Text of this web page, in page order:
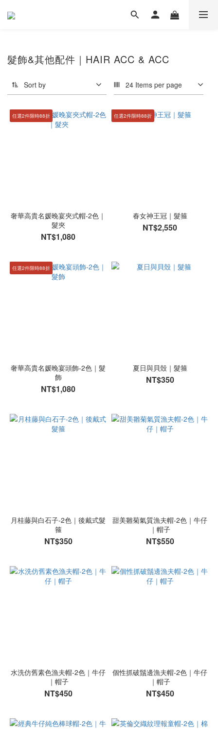
髮飾&其他配件｜HAIR ACC & ACC
Sort by 24 Items per page
任選2件限時88折
奢華高貴名媛晚宴夾式帽-2色｜
髮夾
NT$1,080
任選2件限時88折
春女神王冠｜髮箍
NT$2,550
任選2件限時88折
奢華高貴名媛晚宴頭飾-2色｜髮
飾
NT$1,080
夏日與貝殼｜髮箍
NT$350
月桂藤與白石子-2色｜後戴式髮
箍
NT$350
甜美雛菊氣質漁夫帽-2色｜牛仔
｜帽子
NT$550
水洗仿舊素色漁夫帽-2色｜牛仔
｜帽子
NT$450
個性抓破鬚邊漁夫帽-2色｜牛仔
｜帽子
NT$450